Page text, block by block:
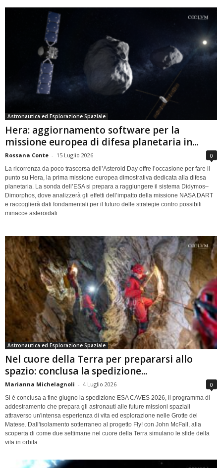
Astronautica ed Esplorazione Spaziale
Hera: aggiornamento software per la
missione europea di difesa planetaria in...
Rossana Conte - 15 Luglio 2026 0
La ricorrenza da poco trascorsa dell’Asteroid Day offre l’occasione per fare il
punto su Hera, la prima missione europea dimostrativa dedicata alla difesa
planetaria. La sonda dell’ESA si prepara a raggiungere il sistema Didymos–
Dimorphos, dove analizzerà gli effetti dell’impatto della missione NASA DART
e raccoglierà dati fondamentali per il futuro delle strategie contro possibili
minacce asteroidali
Astronautica ed Esplorazione Spaziale
Nel cuore della Terra per prepararsi allo
spazio: conclusa la spedizione...
Marianna Michelagnoli - 4 Luglio 2026 0
Si è conclusa a fine giugno la spedizione ESA CAVES 2026, il programma di
addestramento che prepara gli astronauti alle future missioni spaziali
attraverso un'intensa esperienza di vita ed esplorazione nelle Grotte del
Matese. Dall'isolamento sotterraneo al progetto Fly! con John McFall, alla
scoperta di come due settimane nel cuore della Terra simulano le sfide della
vita in orbita